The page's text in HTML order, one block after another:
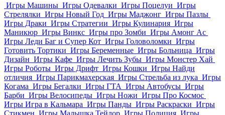
Игры Машины Игры Одевалки Игры Поцелуи Игры
Стрелялки Игры Новый Год Игры Маджонг Игры Пазлы
Игры Драки Игры Стратегии Игры Кулинария Игры
Маникюр Игры Винкс Игры про Зомби Игры Амонг Ас
Игры Леди Баг и Супер Кот Игры Головоломки Игры
Готовить Тортики Игры Беременные Игры Больница Игры
Дизайн Игры Кафе Игры Лечить Зубы Игры Монстер Хай
Игры Роботы Игры Дрифт Игры Кошки Игры Найди
отличия Игры Парикмахерская Игры Стрельба из лука Игры
Когама Игры Бегалки Игры ГТА Игры Автобусы Игры
Барби Игры Велосипеды Игры Ножи Игры Про Космос
Игры Игра в Кальмара Игры Панды Игры Раскраски Игры
Стикмен Игры Малышка Тейлор Игры Полиция Игры